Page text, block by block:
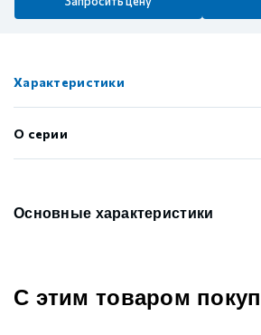
Характеристики
О серии
Основные характеристики
С этим товаром